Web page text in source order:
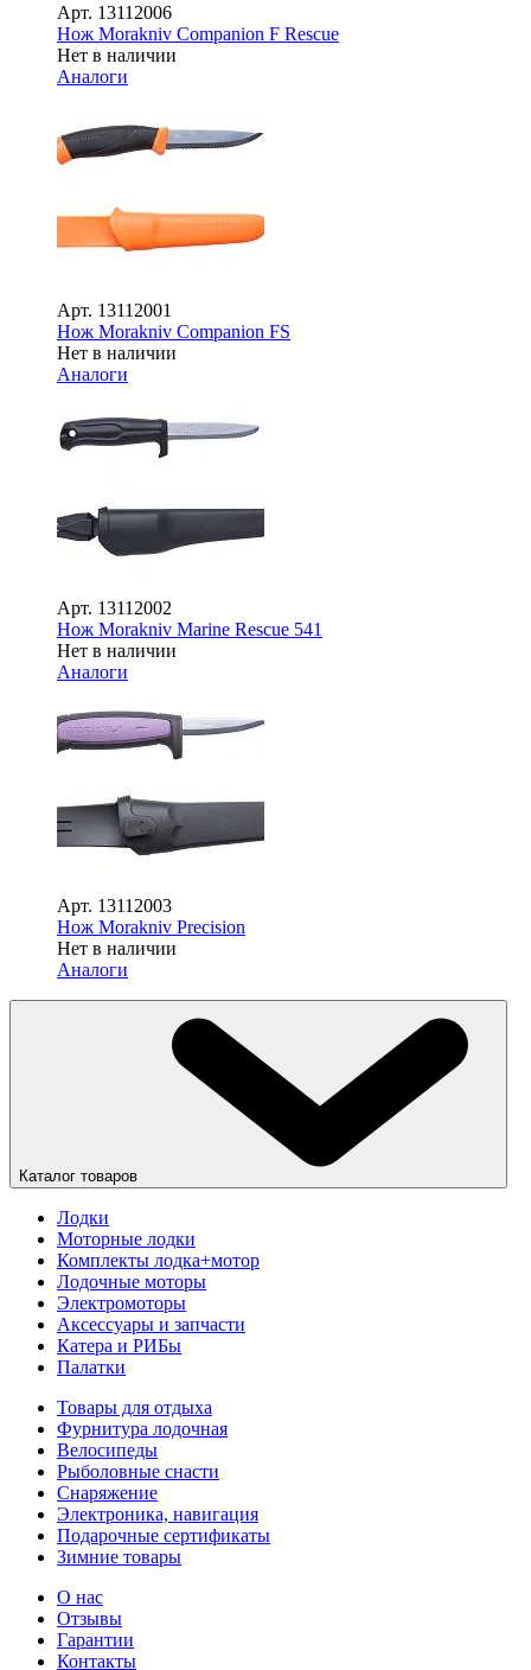
Арт. 13112006
Нож Morakniv Companion F Rescue
Нет в наличии
Аналоги
Арт. 13112001
Нож Morakniv Companion FS
Нет в наличии
Аналоги
Арт. 13112002
Нож Morakniv Marine Rescue 541
Нет в наличии
Аналоги
Арт. 13112003
Нож Morakniv Precision
Нет в наличии
Аналоги
Каталог товаров
Лодки
Моторные лодки
Комплекты лодка+мотор
Лодочные моторы
Электромоторы
Аксессуары и запчасти
Катера и РИБы
Палатки
Товары для отдыха
Фурнитура лодочная
Велосипеды
Рыболовные снасти
Снаряжение
Электроника, навигация
Подарочные сертификаты
Зимние товары
О нас
Отзывы
Гарантии
Контакты